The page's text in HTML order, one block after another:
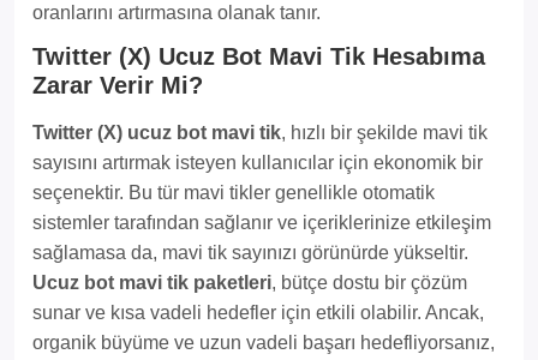
oranlarını artırmasına olanak tanır.
Twitter (X) Ucuz Bot Mavi Tik Hesabıma
Zarar Verir Mi?
Twitter (X) ucuz bot mavi tik, hızlı bir şekilde mavi tik
sayısını artırmak isteyen kullanıcılar için ekonomik bir
seçenektir. Bu tür mavi tikler genellikle otomatik
sistemler tarafından sağlanır ve içeriklerinize etkileşim
sağlamasa da, mavi tik sayınızı görünürde yükseltir.
Ucuz bot mavi tik paketleri, bütçe dostu bir çözüm
sunar ve kısa vadeli hedefler için etkili olabilir. Ancak,
organik büyüme ve uzun vadeli başarı hedefliyorsanız,